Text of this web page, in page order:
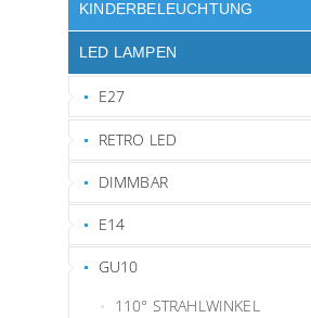
KINDERBELEUCHTUNG
LED LAMPEN
E27
RETRO LED
DIMMBAR
E14
GU10
110° STRAHLWINKEL